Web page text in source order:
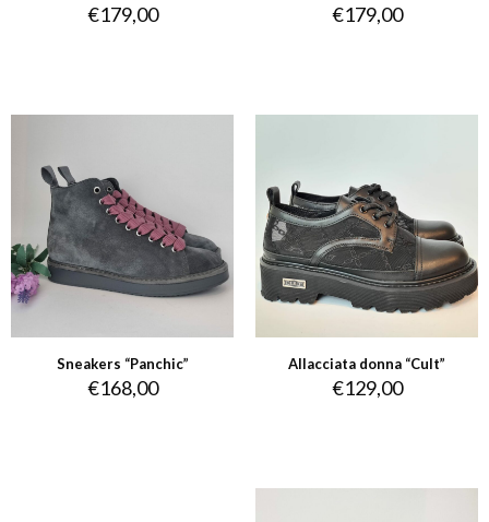
€179,00 €179,00
Sneakers “Panchic”
€168,00
Allacciata donna “Cult”
€129,00